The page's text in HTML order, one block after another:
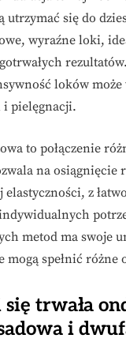
utrzymać się do
wyraźne loki,
loków może
pielęgnacji.
to połączenie
na osiągnięcie
z
metod ma swoje
mogą spełnić różne
trwała
i